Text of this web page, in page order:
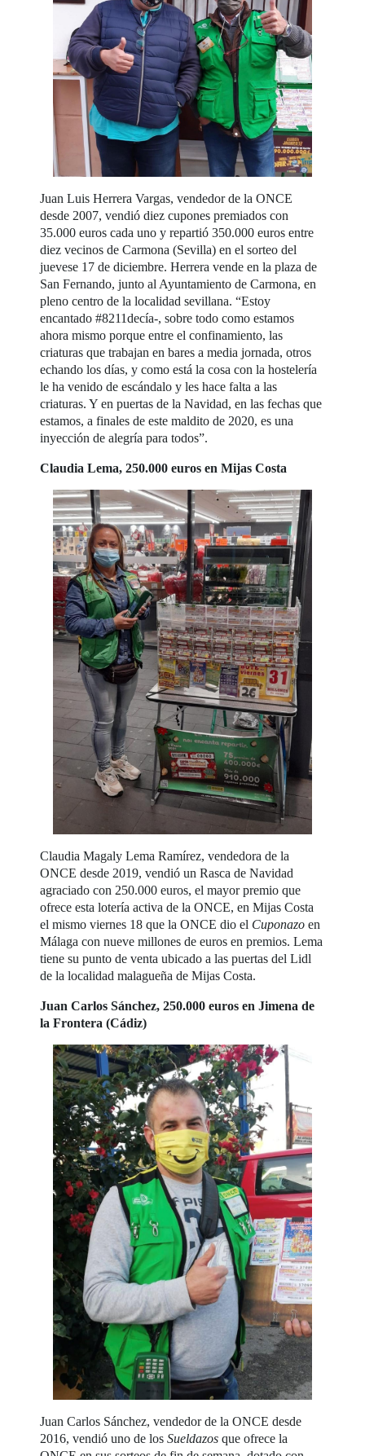
Juan Luis Herrera Vargas, vendedor de la ONCE
desde 2007, vendió diez cupones premiados con
35.000 euros cada uno y repartió 350.000 euros entre
diez vecinos de Carmona (Sevilla) en el sorteo del
juevese 17 de diciembre. Herrera vende en la plaza de
San Fernando, junto al Ayuntamiento de Carmona, en
pleno centro de la localidad sevillana. “Estoy
encantado #8211decía-, sobre todo como estamos
ahora mismo porque entre el confinamiento, las
criaturas que trabajan en bares a media jornada, otros
echando los días, y como está la cosa con la hostelería
le ha venido de escándalo y les hace falta a las
criaturas. Y en puertas de la Navidad, en las fechas que
estamos, a finales de este maldito de 2020, es una
inyección de alegría para todos”.
Claudia Lema, 250.000 euros en Mijas Costa
Claudia Magaly Lema Ramírez, vendedora de la
ONCE desde 2019, vendió un Rasca de Navidad
agraciado con 250.000 euros, el mayor premio que
ofrece esta lotería activa de la ONCE, en Mijas Costa
el mismo viernes 18 que la ONCE dio el Cuponazoen
Málaga con nueve millones de euros en premios. Lema
tiene su punto de venta ubicado a las puertas del Lidl
de la localidad malagueña de Mijas Costa.
Juan Carlos Sánchez, 250.000 euros en Jimena de
la Frontera (Cádiz)
Juan Carlos Sánchez, vendedor de la ONCE desde
2016, vendió uno de losSueldazos que ofrece la